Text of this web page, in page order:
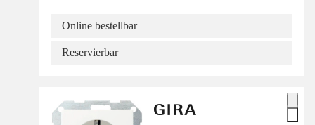
Online bestellbar
Reservierbar